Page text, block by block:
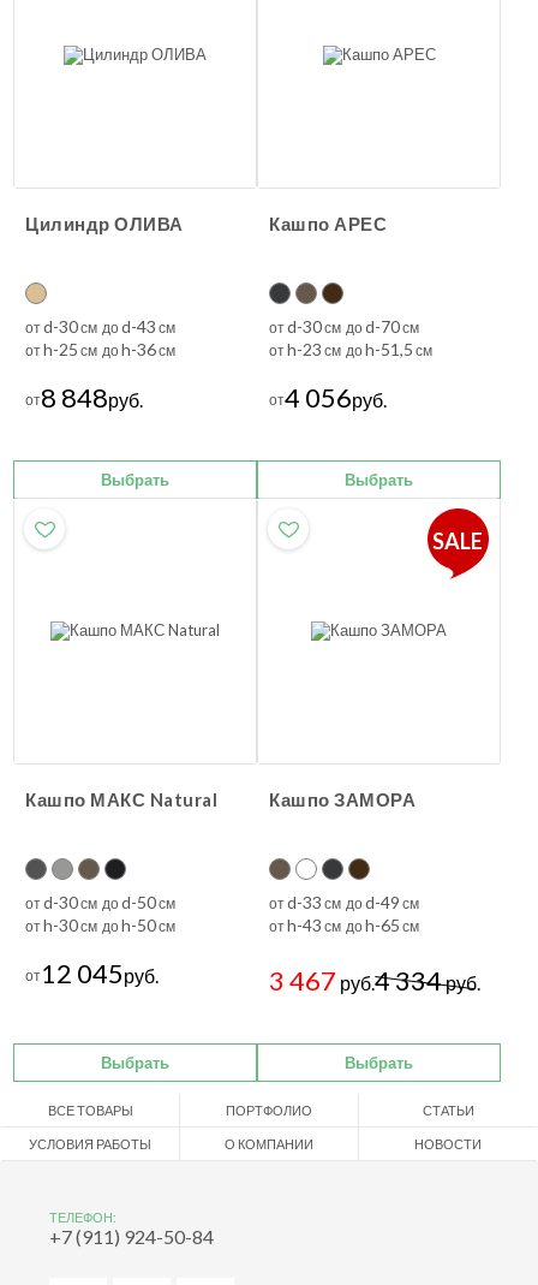
Цилиндр ОЛИВА
отd-30см доd-43 см
отh-25 см доh-36см
от8 848руб.
Выбрать
Кашпо АРЕС
отd-30см доd-70см
отh-23 см доh-51,5 см
от4 056руб.
Выбрать
Кашпо МАКС Natural
отd-30см доd-50см
отh-30см доh-50см
от12 045руб.
Выбрать
SALE
Кашпо ЗАМОРА
отd-33 см доd-49 см
отh-43 см доh-65 см
3 467 руб.4 334руб.
Выбрать
ВСЕ ТОВАРЫ ПОРТФОЛИО СТАТЬИ
УСЛОВИЯ РАБОТЫ О КОМПАНИИ НОВОСТИ
ТЕЛЕФОН:
+7 (911) 924-50-84